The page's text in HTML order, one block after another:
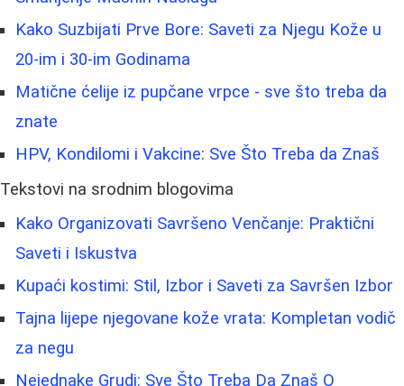
Kako Suzbijati Prve Bore: Saveti za Njegu Kože u
20-im i 30-im Godinama
Matične ćelije iz pupčane vrpce - sve što treba da
znate
HPV, Kondilomi i Vakcine: Sve Što Treba da Znaš
Tekstovi na srodnim blogovima
Kako Organizovati Savršeno Venčanje: Praktični
Saveti i Iskustva
Kupaći kostimi: Stil, Izbor i Saveti za Savršen Izbor
Tajna lijepe njegovane kože vrata: Kompletan vodič
za negu
Nejednake Grudi: Sve Što Treba Da Znaš O